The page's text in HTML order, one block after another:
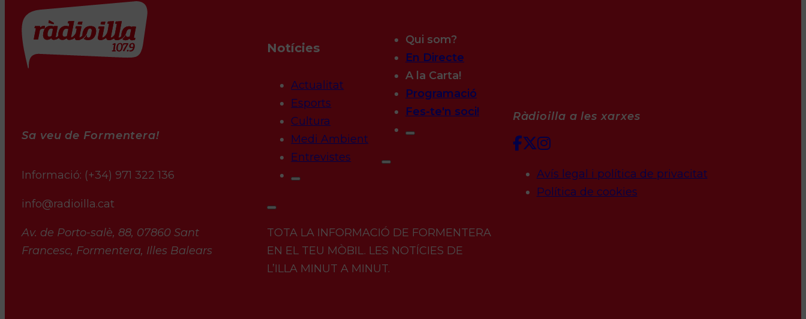
Sa veu de Formentera!
Informació: (+34) 971 322 136
info@radioilla.cat
Av. de Porto-salè, 88, 07860 Sant
Francesc, Formentera, Illes Balears
Notícies
Actualitat
Esports
Cultura
Medi Ambient
Entrevistes
Qui som?
En Directe
A la Carta!
Programació
Fes-te'n soci!
TOTA LA INFORMACIÓ DE FORMENTERA
EN EL TEU MÒBIL. LES NOTÍCIES DE
L’ILLA MINUT A MINUT.
Ràdioilla a les xarxes
Avís legal i política de privacitat
Política de cookies